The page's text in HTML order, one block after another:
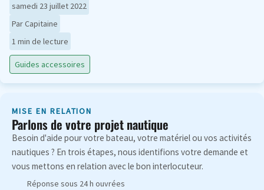
samedi 23 juillet 2022
Par Capitaine
1 min de lecture
Guides accessoires
MISE EN RELATION
Parlons de votre projet nautique
Besoin d'aide pour votre bateau, votre matériel ou vos activités
nautiques ? En trois étapes, nous identifions votre demande et
vous mettons en relation avec le bon interlocuteur.
Réponse sous 24 h ouvrées